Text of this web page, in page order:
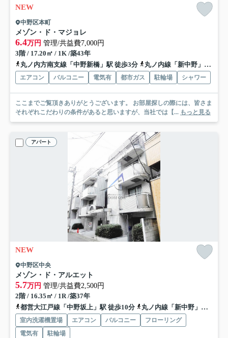
NEW
中野区本町
メゾン・ド・マジョレ
6.4万円 管理/共益費7,000円
3階 / 17.20㎡ / 1K /築43年
丸ノ内方南支線「中野新橋」駅 徒歩3分
丸ノ内線「新中野」駅 徒歩11分
エアコン バルコニー 電気有 都市ガス 駐輪場 シャワー
ここまでご覧頂きありがとうございます。 お部屋探しの際には、皆さま
それぞれこだわりの条件があると思いますが、当社では【... もっと見る
アパート
NEW
中野区中央
メゾン・ド・アルエット
5.7万円 管理/共益費2,500円
2階 / 16.35㎡ / 1R /築37年
都営大江戸線「中野坂上」駅 徒歩10分
丸ノ内線「新中野」駅 徒歩7分
室内洗濯機置場 エアコン バルコニー
フローリング
電気有
駐輪場